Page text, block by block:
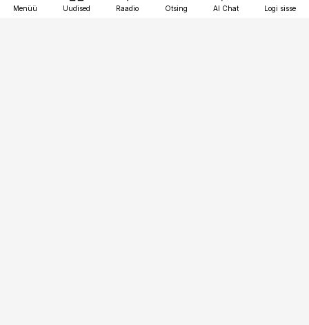
Menüü Uudised Raadio Otsing AI Chat Logi sisse